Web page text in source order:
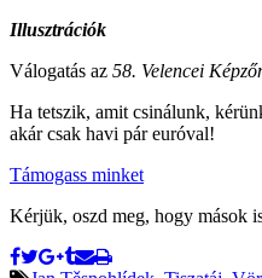
Illusztrációk
Válogatás az 58. Velencei
Ha tetszik, amit csinálunk,
akár csak havi pár euróval!
Támogass minket
Kérjük, oszd meg, hogy mások